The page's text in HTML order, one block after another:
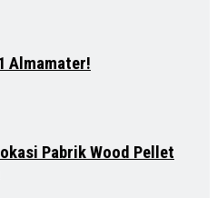
Almamater!
Pabrik Wood Pellet